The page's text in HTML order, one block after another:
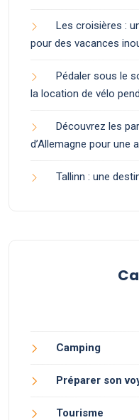
Les croisières :
pour des vacances
Pédaler sous le
la location de vélo
Découvrez les
d’Allemagne pour une
Tallinn : une
Camping
Préparer son
Tourisme